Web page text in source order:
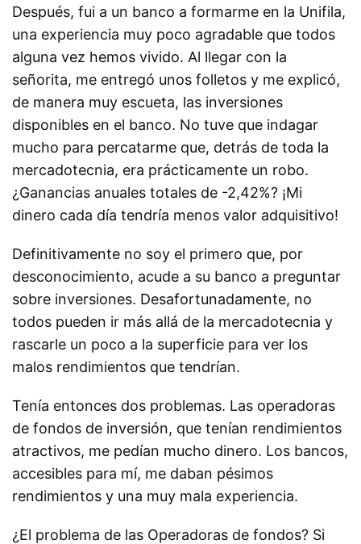
Después, fui a un banco a formarme en la Unifila,
una experiencia muy poco agradable que todos
alguna vez hemos vivido. Al llegar con la
señorita, me entregó unos folletos y me explicó,
de manera muy escueta, las inversiones
disponibles en el banco. No tuve que indagar
mucho para percatarme que, detrás de toda la
mercadotecnia, era prácticamente un robo.
¿Ganancias anuales totales de -2,42%? ¡Mi
dinero cada día tendría menos valor adquisitivo!
Definitivamente no soy el primero que, por
desconocimiento, acude a su banco a preguntar
sobre inversiones. Desafortunadamente, no
todos pueden ir más allá de la mercadotecnia y
rascarle un poco a la superficie para ver los
malos rendimientos que tendrían.
Tenía entonces dos problemas. Las operadoras
de fondos de inversión, que tenían rendimientos
atractivos, me pedían mucho dinero. Los bancos,
accesibles para mí, me daban pésimos
rendimientos y una muy mala experiencia.
¿El problema de las Operadoras de fondos? Si